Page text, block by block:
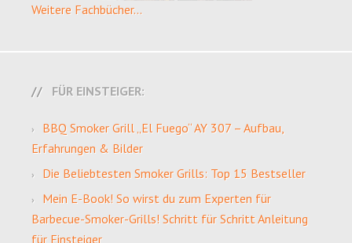
Weitere Fachbücher...
FÜR EINSTEIGER:
BBQ Smoker Grill „El Fuego“ AY 307 – Aufbau,
Erfahrungen & Bilder
Die Beliebtesten Smoker Grills: Top 15 Bestseller
Mein E-Book! So wirst du zum Experten für
Barbecue-Smoker-Grills! Schritt für Schritt Anleitung
für Einsteiger